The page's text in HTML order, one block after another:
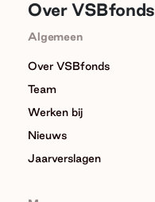
Over VSBfonds
Algemeen
Over VSBfonds
Team
Werken bij
Nieuws
Jaarverslagen